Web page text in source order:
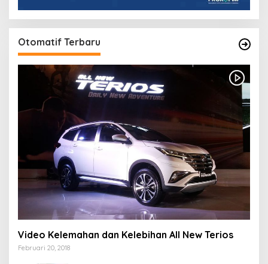
Otomatif Terbaru
Video Kelemahan dan Kelebihan All New Terios
Februari 20, 2018